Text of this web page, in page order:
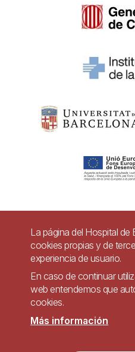
Pie
página
Accesibilidad
Política de Privacidad de
La página del Hospital de
cookies propias y de
experiencia de usuario.
En caso de continuar
web entendemos que
cookies.
Más información